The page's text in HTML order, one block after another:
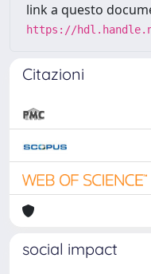
link a questo
https://
Citazioni
social impact